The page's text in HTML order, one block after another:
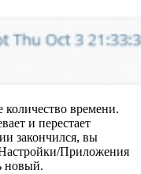
количество времени.
и перестает
закончился, вы
Приложения
новый.